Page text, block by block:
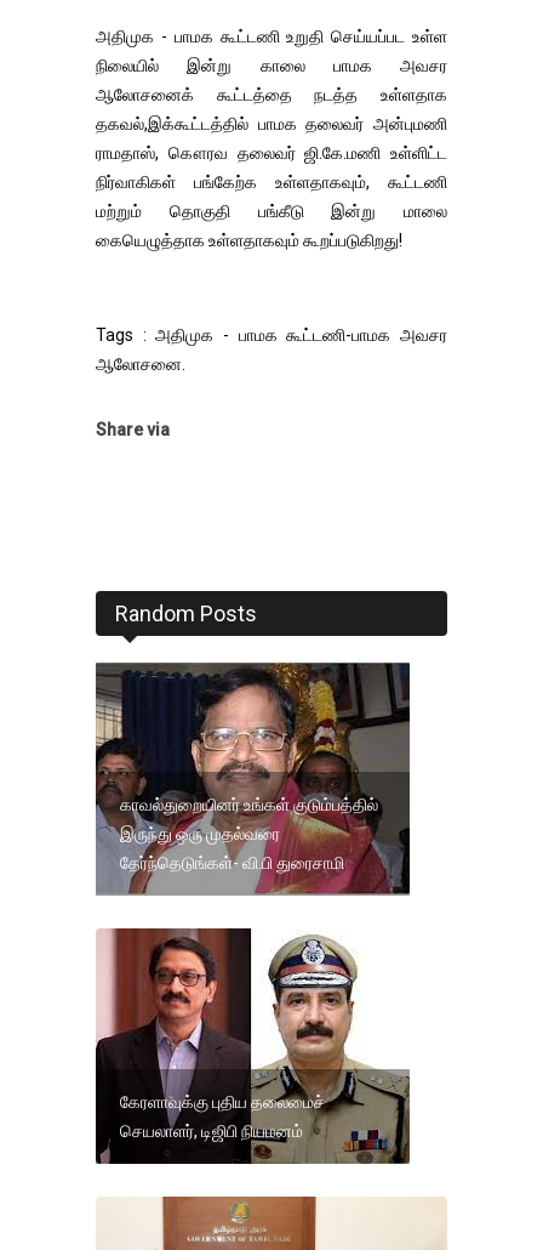
அதிமுக - பாமக கூட்டணி உறுதி செய்யப்பட உள்ள
நிலையில் இன்று காலை பாமக அவசர
ஆலோசனைக் கூட்டத்தை நடத்த உள்ளதாக
தகவல்,இக்கூட்டத்தில் பாமக தலைவர் அன்புமணி
ராமதாஸ், கௌரவ தலைவர் ஜி.கே.மணி உள்ளிட்ட
நிர்வாகிகள் பங்கேற்க உள்ளதாகவும், கூட்டணி
மற்றும் தொகுதி பங்கீடு இன்று மாலை
கையெழுத்தாக உள்ளதாகவும் கூறப்படுகிறது!
Tags : அதிமுக - பாமக கூட்டணி-பாமக அவசர
ஆலோசனை.
Share via
Random Posts
காவல்துறையினர் உங்கள் குடும்பத்தில்
இருந்து ஒரு முதல்வரை
தேர்ந்தெடுங்கள்- வி.பி துரைசாமி
கேரளாவுக்கு புதிய தலைமைச்
செயலாளர், டிஜிபி நியமனம்